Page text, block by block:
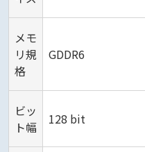
メモ
リ規
格
GDDR6
ビッ
ト幅
128 bit